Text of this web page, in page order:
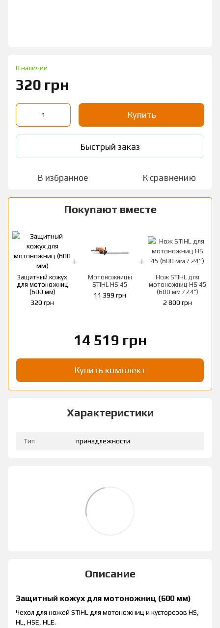
В наличии
320 грн
Купить
Быстрый заказ
В избранное К сравнению
Покупают вместе
Защитный кожух
для мотоножниц
(600 мм)
320 грн
Мотоножницы
STIHL HS 45
11 399 грн
Нож STIHL для
мотоножниц HS 45
(600 мм / 24")
2 800 грн
14 519 грн
Купить комплект
Характеристики
Тип принадлежности
Описание
Защитный кожух для мотоножниц (600 мм)
Чехол для ножей STIHL для мотоножниц и кусторезов HS,
HL, HSE, HLE.